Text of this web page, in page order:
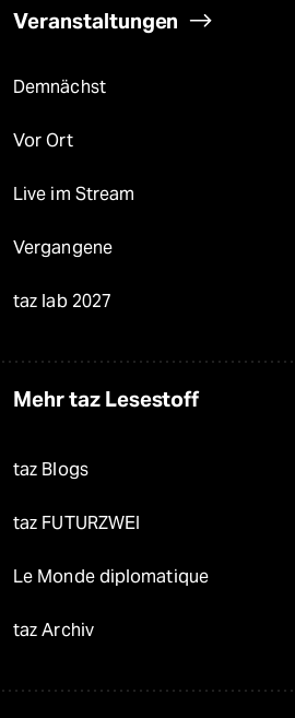
Veranstaltungen
Demnächst
Vor Ort
Live im Stream
Vergangene
taz lab 2027
Mehr taz Lesestoff
taz Blogs
taz FUTURZWEI
Le Monde diplomatique
taz Archiv